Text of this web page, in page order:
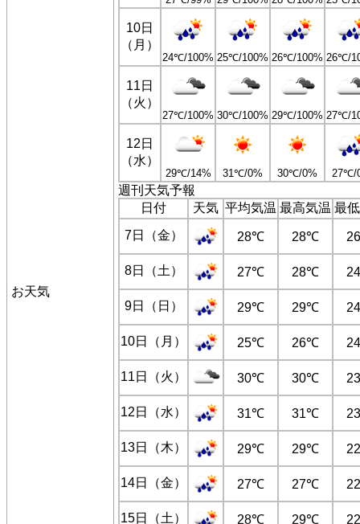
お天気
10日
（月）
24℃/100% 25℃/100% 26℃/100% 26℃/
11日
（火）
27℃/100% 30℃/100% 29℃/100% 27℃/
12日
（水）
29℃/14% 31℃/0% 30℃/0% 27℃/
週刊天気予報
日付
天気 平均気温 最高気温 最
7日（金）
28℃ 28℃
8日（土） 27℃ 28℃
9日（日） 29℃ 29℃
10日（月） 25℃ 26℃
11日（火） 30℃ 30℃
12日（水） 31℃ 31℃
13日（木） 29℃ 29℃
14日（金） 27℃ 27℃
15日（土） 28℃ 29℃